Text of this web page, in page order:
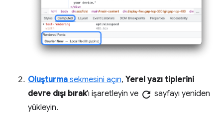
Oluşturma sekmesini açın, Yerel yazı tiplerini
devre dışı bırak'ı işaretleyin ve refresh sayfayı yeniden
yükleyin.